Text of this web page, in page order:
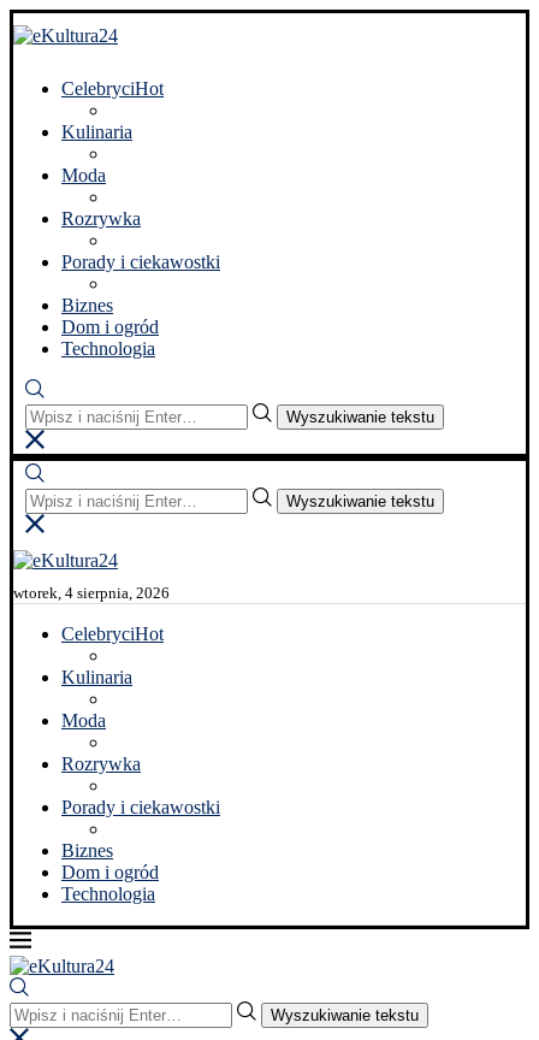
CelebryciHot
Kulinaria
Moda
Rozrywka
Porady i ciekawostki
Biznes
Dom i ogród
Technologia
Wyszukiwanie tekstu
Wyszukiwanie tekstu
wtorek, 4 sierpnia, 2026
CelebryciHot
Kulinaria
Moda
Rozrywka
Porady i ciekawostki
Biznes
Dom i ogród
Technologia
Wyszukiwanie tekstu